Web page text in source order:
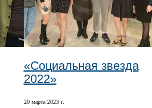
«Социальная звезда
2022»
20 марта 2023 г.